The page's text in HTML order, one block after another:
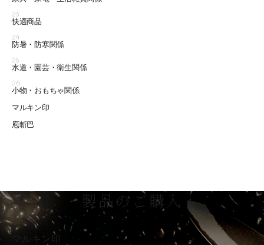
23
快適商品
24
防暑・防寒関係
25
水道・園芸・衛生関係
26
小物・おもちゃ関係
マルキン印
庖斬巴
製品のご購入
マルキン印